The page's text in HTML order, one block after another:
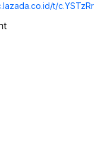
t/c.YSTzRr